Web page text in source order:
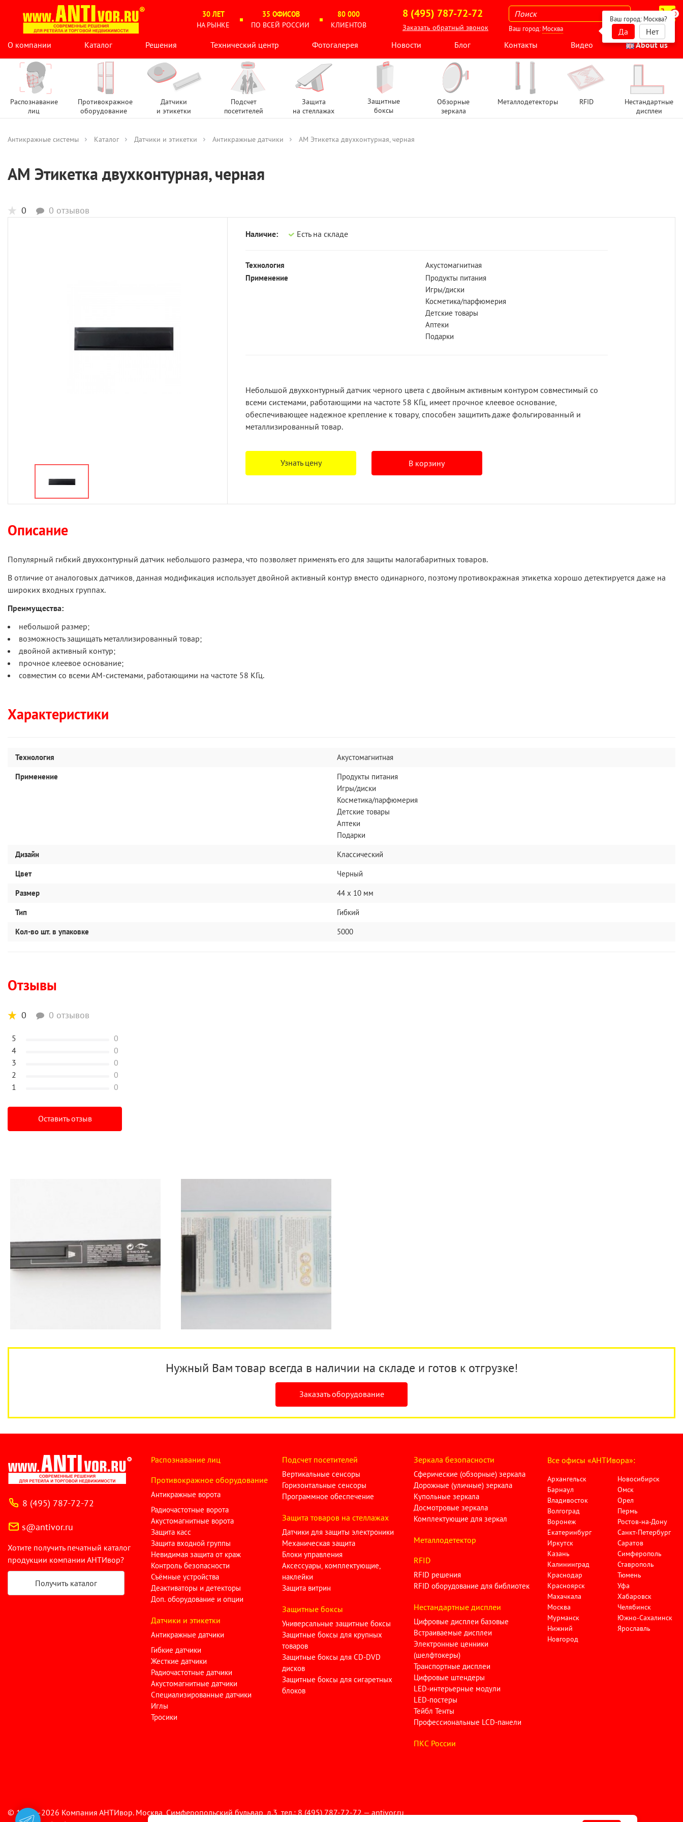
30 ЛЕТ
НА РЫНКЕ
35 ОФИСОВ
ПО ВСЕЙ РОССИИ
80 000
КЛИЕНТОВ
8 (495) 787-72-72
Заказать обратный звонок
0
Ваш город: Москва
Ваш город: Москва?
Да
Нет
О компании
Каталог Решения Технический центр Фотогалерея Новости Блог Контакты Видео About us
Распознавание
лиц
Противокражное
оборудование
Датчики
и этикетки
Подсчет
посетителей
Защита
на стеллажах
Защитные
боксы
Обзорные
зеркала
Металлодетекторы RFID
Нестандартные
дисплеи
Антикражные системы Каталог Датчики и этикетки Антикражные датчики АМ Этикетка двухконтурная, черная
АМ Этикетка двухконтурная, черная
0 0 отзывов
Наличие: Есть на складе
Технология
Акустомагнитная
Применение
Продукты питания
Игры/диски
Косметика/парфюмерия
Детские товары
Аптеки
Подарки
Небольшой двухконтурный датчик черного цвета с двойным активным контуром совместимый со
всеми системами, работающими на частоте 58 КГц, имеет прочное клеевое основание,
обеспечивающее надежное крепление к товару, способен защитить даже фольгированный и
металлизированный товар.
Узнать цену В корзину
Описание
Популярный гибкий двухконтурный датчик небольшого размера, что позволяет применять его для защиты малогабаритных товаров.
В отличие от аналоговых датчиков, данная модификация использует двойной активный контур вместо одинарного, поэтому противокражная этикетка хорошо детектируется даже на
широких входных группах.
Преимущества:
небольшой размер;
возможность защищать металлизированный товар;
двойной активный контур;
прочное клеевое основание;
совместим со всеми АМ-системами, работающими на частоте 58 КГц.
Характеристики
Технология
Акустомагнитная
Применение
Продукты питания
Игры/диски
Косметика/парфюмерия
Детские товары
Аптеки
Подарки
Дизайн
Классический
Цвет
Черный
Размер
44 х 10 мм
Тип
Гибкий
Кол-во шт. в упаковке
5000
Отзывы
0 0 отзывов
5
0
4
0
3
0
2
0
1
0
Оставить отзыв
Нужный Вам товар всегда в наличии на складе и готов к отгрузке!
Заказать оборудование
8 (495) 787-72-72
s@antivor.ru
Хотите получить печатный каталог
продукции компании АНТИвор?
Получить каталог
Распознавание лиц
Противокражное оборудование
Антикражные ворота
Радиочастотные ворота
Акустомагнитные ворота
Защита касс
Защита входной группы
Невидимая защита от краж
Контроль безопасности
Съёмные устройства
Деактиваторы и детекторы
Доп. оборудование и опции
Датчики и этикетки
Антикражные датчики
Гибкие датчики
Жесткие датчики
Радиочастотные датчики
Акустомагнитные датчики
Специализированные датчики
Иглы
Тросики
Подсчет посетителей
Вертикальные сенсоры
Горизонтальные сенсоры
Программное обеспечение
Защита товаров на стеллажах
Датчики для защиты электроники
Механическая защита
Блоки управления
Аксессуары, комплектующие,
наклейки
Защита витрин
Защитные боксы
Универсальные защитные боксы
Защитные боксы для крупных
товаров
Защитные боксы для CD-DVD
дисков
Защитные боксы для сигаретных
блоков
Зеркала безопасности
Сферические (обзорные) зеркала
Дорожные (уличные) зеркала
Купольные зеркала
Досмотровые зеркала
Комплектующие для зеркал
Металлодетектор
RFID
RFID решения
RFID оборудование для библиотек
Нестандартные дисплеи
Цифровые дисплеи базовые
Встраиваемые дисплеи
Электронные ценники
(шелфтокеры)
Транспортные дисплеи
Цифровые штендеры
LED-интерьерные модули
LED-постеры
Тейбл Тенты
Профессиональные LCD-панели
ПКC России
Все офисы «АНТИвора»:
Архангельск
Барнаул
Владивосток
Волгоград
Воронеж
Екатеринбург
Иркутск
Казань
Калининград
Краснодар
Красноярск
Махачкала
Москва
Мурманск
Нижний
Новгород
Новосибирск
Омск
Орел
Пермь
Ростов-на-Дону
Санкт-Петербург
Саратов
Симферополь
Ставрополь
Тюмень
Уфа
Хабаровск
Челябинск
Южно-Сахалинск
Ярославль
© 1996—2026 Компания АНТИвор. Москва, Симферопольский бульвар, д.3, тел.: 8 (495) 787-72-72 — antivor.ru